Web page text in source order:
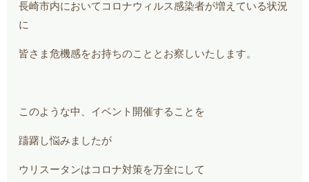
長崎市内においてコロナウィルス感染者が増えている状況
に
皆さま危機感をお持ちのこととお察しいたします。
このような中、イベント開催することを
躊躇し悩みましたが
ウリスータンはコロナ対策を万全にして